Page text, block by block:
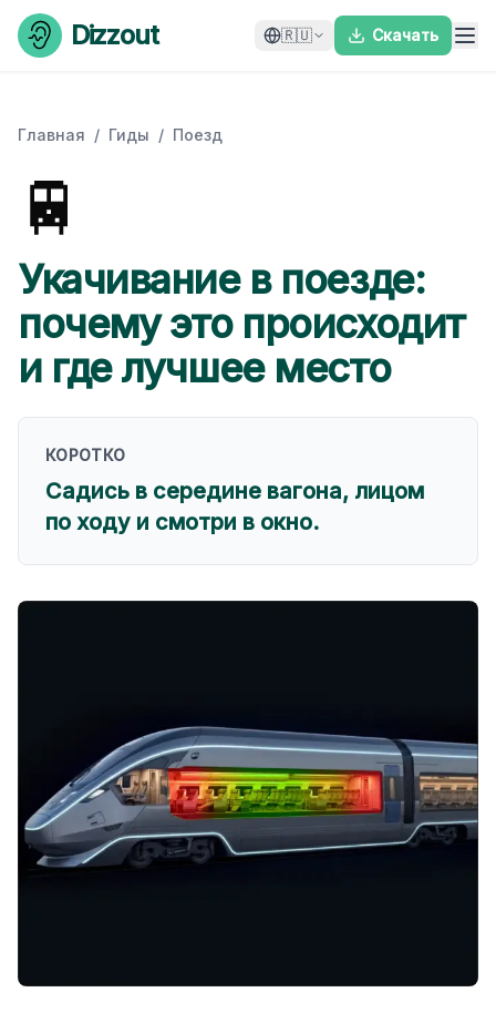
Skip to content
Dizzout 🇷🇺 Скачать
Главная / Гиды / Поезд
🚆
Укачивание в поезде:
почему это происходит
и где лучшее место
КОРОТКО
Садись в середине вагона, лицом
по ходу и смотри в окно.